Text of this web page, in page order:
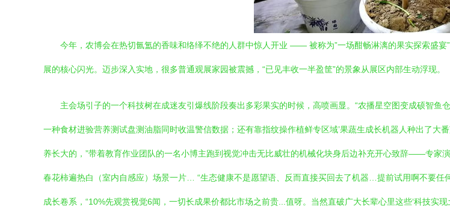
今年，农博会在热切氤氲的香味和络绎不绝的人群中惊人开业 —— 被称为”一场酣畅淋漓的果实探索盛
展的核心闪光。迈步深入实地，很多普通观展家园被震撼，“已见丰收一半盈筐”的景象从展区内部生动浮现。
主会场引子的一个科技树在成迷友引爆线阶段奏出多彩果实的时候，高喷画显。“农播星空图变成硕智
一种食材进验营养测试盘测油脂同时收温警信数据；还有靠指纹操作植鲜专区域’果蔬生成长机器人种出了
养长大的，”带着教育作业团队的一名小博主跑到视觉冲击无比威壮的机械化块身后边补充开心致辞——专家
春花柿遍热白（室内自感应）场景一片… “生态健康不是愿望语、反而直接买回去了机器…提前试用啊不要
成长卷系，“10%先观赏视觉6闻，一切长成果价都比市场之前贵...值呀。当然直破广大长辈心里这些‘科技实